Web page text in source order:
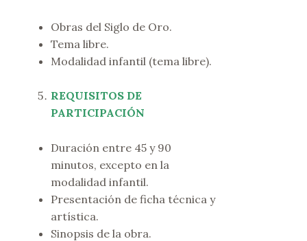
Obras del Siglo de Oro.
Tema libre.
Modalidad infantil (tema libre).
REQUISITOS DE
PARTICIPACIÓN
Duración entre 45 y 90
minutos, excepto en la
modalidad infantil.
Presentación de ficha técnica y
artística.
Sinopsis de la obra.